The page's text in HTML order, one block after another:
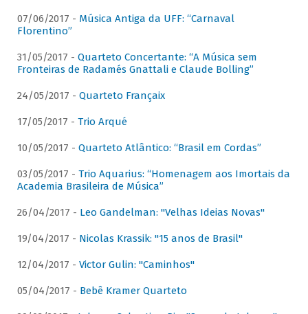
07/06/2017 - Música Antiga da UFF: “Carnaval
Florentino”
31/05/2017 - Quarteto Concertante: “A Música sem
Fronteiras de Radamés Gnattali e Claude Bolling”
24/05/2017 - Quarteto Françaix
17/05/2017 - Trio Arqué
10/05/2017 - Quarteto Atlântico: “Brasil em Cordas”
03/05/2017 - Trio Aquarius: “Homenagem aos Imortais da
Academia Brasileira de Música”
26/04/2017 - Leo Gandelman: "Velhas Ideias Novas"
19/04/2017 - Nicolas Krassik: "15 anos de Brasil"
12/04/2017 - Victor Gulin: "Caminhos"
05/04/2017 - Bebê Kramer Quarteto